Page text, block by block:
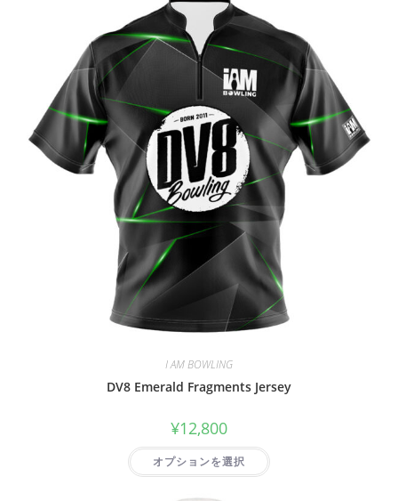
I AM BOWLING
DV8 Emerald Fragments Jersey
¥12,800
オプションを選択